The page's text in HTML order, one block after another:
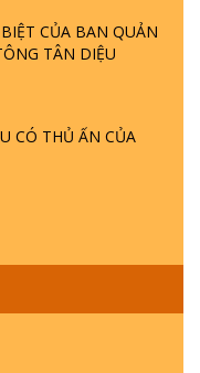
CỦA BAN QUẢN
TÂN DIỆU
CÓ THỦ ẤN CỦA
ĐẶC BIỆT PHẦN 20